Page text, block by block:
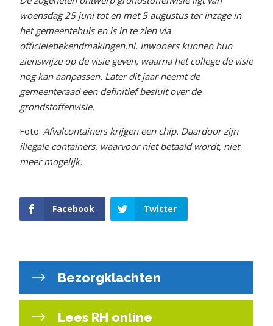
woensdag 25 juni tot en met 5 augustus ter inzage in
het gemeentehuis en is in te zien via
officielebekendmakingen.nl. Inwoners kunnen hun
zienswijze op de visie geven, waarna het college de visie
nog kan aanpassen. Later dit jaar neemt de
gemeenteraad een definitief besluit over de
grondstoffenvisie.
Foto: Afvalcontainers krijgen een chip. Daardoor zijn
illegale containers, waarvoor niet betaald wordt, niet
meer mogelijk.
Facebook Twitter
Bezorgklachten
Lees RH online